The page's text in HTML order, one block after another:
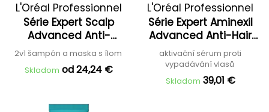
L'Oréal Professionnel
Série Expert Scalp
Advanced Anti-
Oiliness 2 in 1 clay
2v1 šampón a maska s ílom
Skladom od 24,24 €
L'Oréal Professionnel
Série Expert Aminexil
Advanced Anti-Hair
Loss Activator Serum
aktivační sérum proti
vypadávání vlasů
Skladom 39,01 €